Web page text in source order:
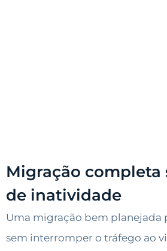
Migração completa
de inatividade
Uma migração bem planejada
sem interromper o tráfego ao